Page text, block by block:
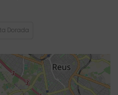
Dorada